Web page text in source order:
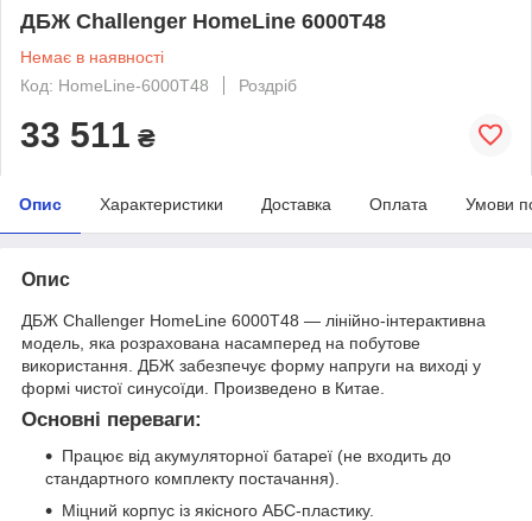
ДБЖ Challenger HomeLine 6000T48
Немає в наявності
Код: HomeLine-6000T48
Роздріб
33 511 ₴
Опис Характеристики Доставка Оплата Умови
Опис
ДБЖ Challenger HomeLine 6000T48 — лінійно-інтерактивна
модель, яка розрахована насамперед на побутове
використання. ДБЖ забезпечує форму напруги на виході у
формі чистої синусоїди. Произведено в Китае.
Основні переваги:
Працює від акумуляторної батареї (не входить до
стандартного комплекту постачання).
Міцний корпус із якісного АБС-пластику.